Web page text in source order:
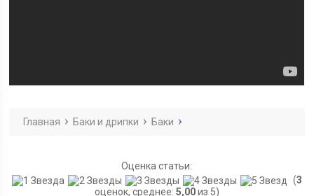
Главная Баки и дрипки Баки
Оценка статьи:
(3
оценок, среднее: 5,00из 5)